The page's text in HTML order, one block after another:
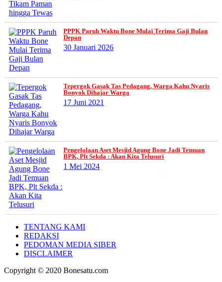
PPPK Paruh Waktu Bone Mulai Terima Gaji Bulan
Depan
30 Januari 2026
Tepergok Gasak Tas Pedagang, Warga Kahu Nyaris
Bonyok Dihajar Warga
17 Juni 2021
Pengelolaan Aset Mesjid Agung Bone Jadi Temuan
BPK, Plt Sekda : Akan Kita Telusuri
1 Mei 2024
TENTANG KAMI
REDAKSI
PEDOMAN MEDIA SIBER
DISCLAIMER
Copyright © 2020 Bonesatu.com